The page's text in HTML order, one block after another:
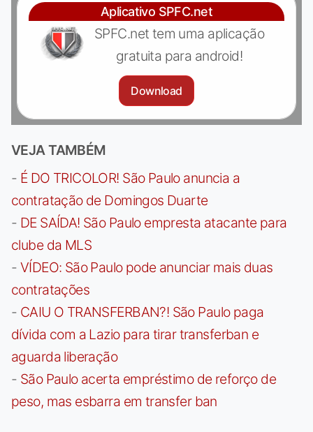
Aplicativo SPFC.net
SPFC.net tem uma aplicação
gratuita para android!
Download
VEJA TAMBÉM
- É DO TRICOLOR! São Paulo anuncia a
contratação de Domingos Duarte
- DE SAÍDA! São Paulo empresta atacante para
clube da MLS
- VÍDEO: São Paulo pode anunciar mais duas
contratações
- CAIU O TRANSFERBAN?! São Paulo paga
dívida com a Lazio para tirar transferban e
aguarda liberação
- São Paulo acerta empréstimo de reforço de
peso, mas esbarra em transfer ban